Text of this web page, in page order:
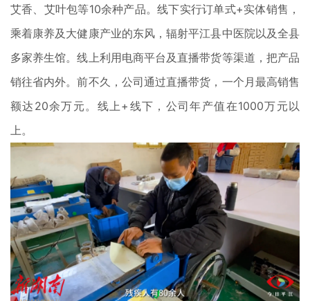
艾香、艾叶包等10余种产品。线下实行订单式+实体销售，
乘着康养及大健康产业的东风，辐射平江县中医院以及全县
多家养生馆。线上利用电商平台及直播带货等渠道，把产品
销往省内外。前不久，公司通过直播带货，一个月最高销售
额达20余万元。线上+线下，公司年产值在1000万元以
上。